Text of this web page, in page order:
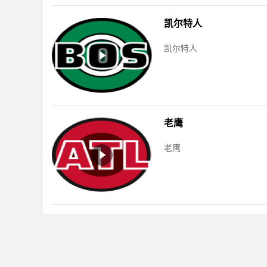
凯尔特人
凯尔特人
老鹰
老鹰